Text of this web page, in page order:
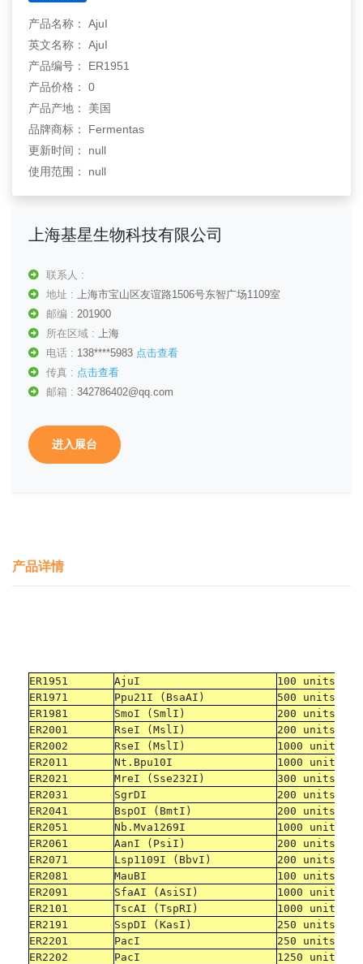
产品名称： AjuI
英文名称： AjuI
产品编号： ER1951
产品价格： 0
产品产地： 美国
品牌商标： Fermentas
更新时间： null
使用范围： null
上海基星生物科技有限公司
联系人 :
地址 : 上海市宝山区友谊路1506号东智广场1109室
邮编 : 201900
所在区域 : 上海
电话 : 138****5983 点击查看
传真 : 点击查看
邮箱 : 342786402@qq.com
进入展台
产品详情
ER1951 AjuI
100 units
ER1971
Ppu21I (BsaAI)
500 units
ER1981
SmoI (SmlI)
200 units
ER2001
RseI (MslI)
200 units
ER2002
RseI (MslI)
1000 units
ER2011
Nt.Bpu10I
1000 units
ER2021
MreI (Sse232I)
300 units
ER2031
SgrDI
200 units
ER2041
BspOI (BmtI)
200 units
ER2051
Nb.Mva1269I
1000 units
ER2061
AanI (PsiI)
200 units
ER2071
Lsp1109I (BbvI)
200 units
ER2081
MauBI
100 units
ER2091
SfaAI (AsiSI)
1000 units
ER2101
TscAI (TspRI)
1000 units
ER2191
SspDI (KasI)
250 units
ER2201
PacI
250 units
ER2202
PacI
1250 units